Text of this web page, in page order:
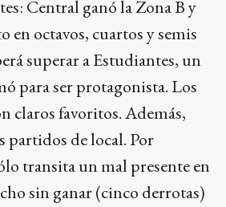
Central ganó la Zona B y
en octavos, cuartos y semis
superar a Estudiantes, un
para ser protagonista. Los
claros favoritos. Además,
partidos de local. Por
transita un mal presente en
sin ganar (cinco derrotas)